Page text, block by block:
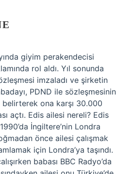
giyim perakendecisi
rol aldı. Yıl sonunda
imzaladı ve şirketin
PDND ile sözleşmesinin
ona karşı 30.000
açtı. Edis ailesi nereli? Edis
İngiltere’nin Londra
önce ailesi çalışmak
için Londra’ya taşındı.
babası BBC Radyo’da